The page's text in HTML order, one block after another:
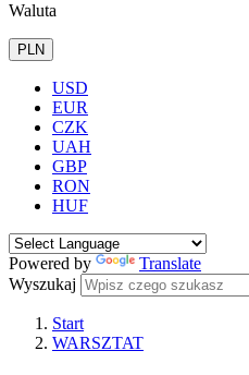
Waluta
PLN
USD
EUR
CZK
UAH
GBP
RON
HUF
Powered by
Translate
Wyszukaj
Start
WARSZTAT